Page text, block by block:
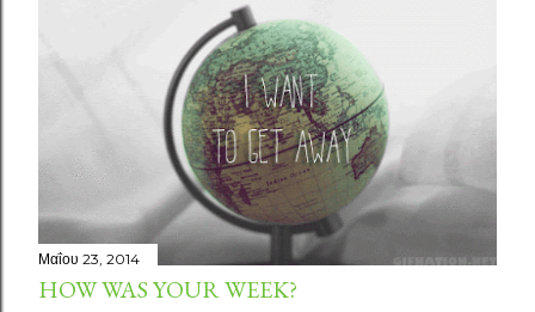
Μαΐου 23, 2014
HOW WAS YOUR WEEK?